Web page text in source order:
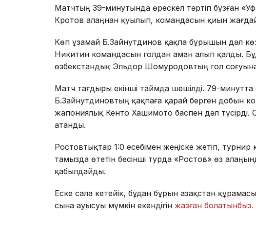
Матчтың 39-минутында өрескел тәртіп бұзған
Кротов алаңнан қуылып, командасын қиын
Көп ұзамай Б.Зайнутдинов қақпа бұрышын дәл
Никитин командасын голдан аман алып қалды.
өзбекстандық Эльдор Шомуродовтың гол
Матч тағдыры екінші таймда шешілді. 79-
Б.Зайнутдиновтың қақпаға қарай берген добын
жапониялық Кенто Хашимото баспен дәл
атанды.
Ростовтықтар 1:0 есебімен жеңіске жетіп, турнир
тамызда өтетін бесінші турда «Ростов» өз
қабылдайды.
Еске сала кетейік, бұдан бұрын Қазақстан
сына ауысуы мүмкін екендігін жазған болатынбыз.